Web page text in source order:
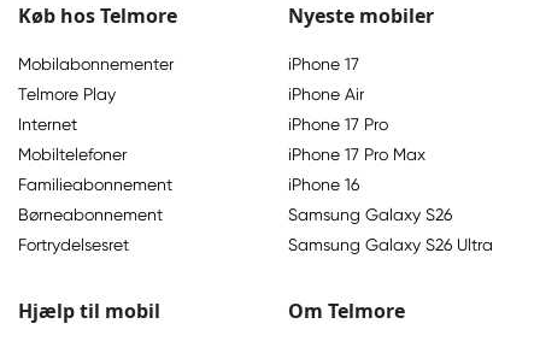
Køb hos Telmore
Mobilabonnementer
Telmore Play
Internet
Mobiltelefoner
Familieabonnement
Børneabonnement
Fortrydelsesret
Nyeste mobiler
iPhone 17
iPhone Air
iPhone 17 Pro
iPhone 17 Pro Max
iPhone 16
Samsung Galaxy S26
Samsung Galaxy S26 Ultra
Hjælp til mobil Om Telmore